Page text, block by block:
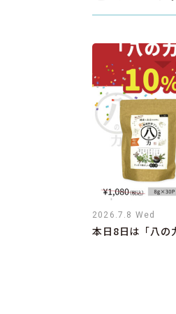
2026.7.8 Wed
本日8日は「八の